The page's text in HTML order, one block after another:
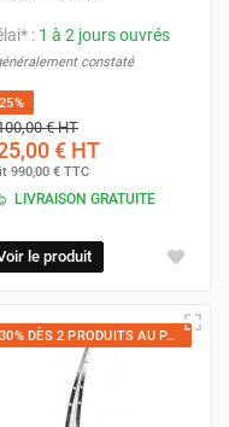
: 1 à 2 jours ouvrés
constaté
€HT
€ HT
990,00 € TTC
LIVRAISON GRATUITE
le produit
-30% DÈS 2 PRODUITS AU PANIER